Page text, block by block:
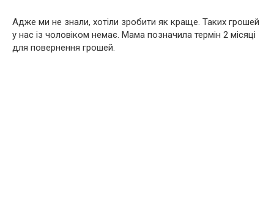
Адже ми не знали, хотіли зробити як краще. Таких грошей
у нас із чоловіком немає. Мама позначила термін 2 місяці
для повернення грошей.